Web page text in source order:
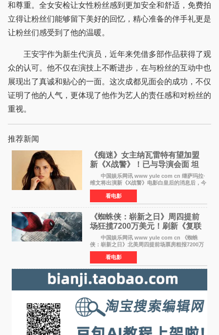
和尊重。全女安检让女性粉丝感到更加安全和舒适，免费拍
立得让粉丝们能够留下美好的回忆，精心准备的伴手礼更是
让粉丝们感受到了他的温暖。
王安宇作为新生代演员，近年来凭借多部作品获得了观
众的认可。他不仅在演技上不断进步，在与粉丝的互动中也
展现出了真诚和贴心的一面。这次成都见面会的成功，不仅
证明了他的人气，更体现了他作为艺人的责任感和对粉丝的
重视。
推荐新闻
《痴迷》女主纳瓦雷特有望加盟
新《X战警》！已与导演会面 坦
言“魔形女一直很酷”
中国娱乐网讯 www yule com cn 继萨玛拉·
维文将出演新《X战警》电影白皇后的消息后，今
年暑期档大热恐怖片《痴迷》女主角印达·纳瓦雷
特也有望加盟这部备受瞩目的漫威新作——目前
还处于有
看电影
《蜘蛛侠：崭新之日》周四提前
场狂揽7200万美元！刷新《复联
4》保持影史纪录
中国娱乐网讯 www yule com cn 《蜘蛛
侠：崭新之日》北美周四提前场票房粗报7200万
美元，创下影史单片北美提前场票房新纪录——
此前该纪录由《复仇者联盟4：终局之战》的6000
万美元保持，本
看电影